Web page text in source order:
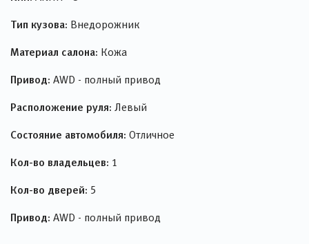
Тип кузова: Внедорожник
Материал салона: Кожа
Привод: AWD - полный привод
Расположение руля: Левый
Состояние автомобиля: Отличное
Кол-во владельцев: 1
Кол-во дверей: 5
Привод: AWD - полный привод